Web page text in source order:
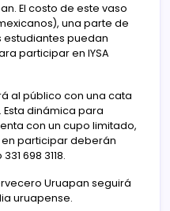
El costo de este vaso
una parte de
estudiantes puedan
participar en IYSA
al público con una cata
dinámica para
con un cupo limitado,
participar deberán
698 3118.
Uruapan seguirá
uruapense.